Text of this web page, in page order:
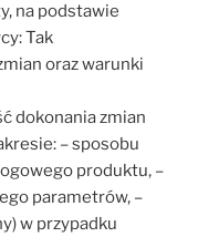
na podstawie
Tak
oraz warunki
dokonania zmian
– sposobu
produktu, –
parametrów, –
w przypadku